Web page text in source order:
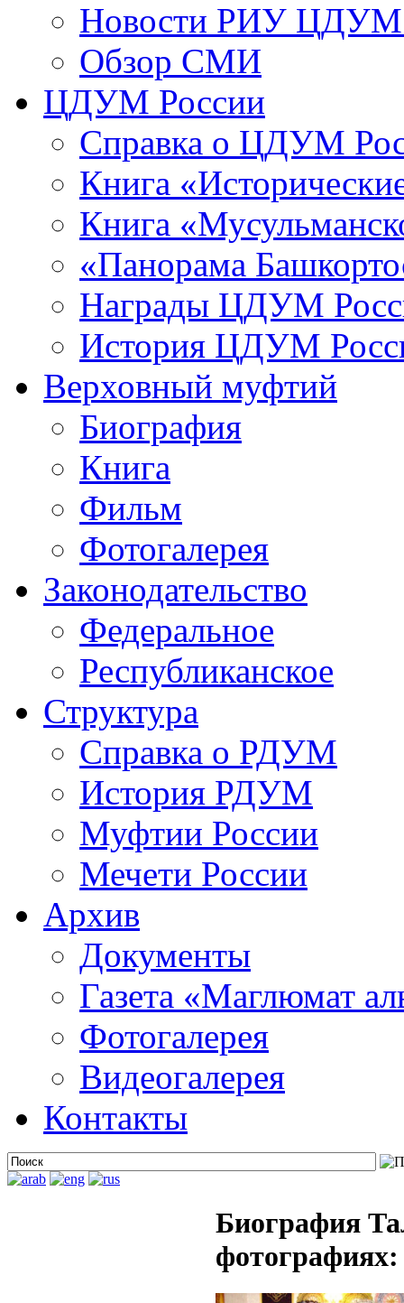
Новости РИУ ЦДУМ
Обзор СМИ
ЦДУМ России
Справка о ЦДУМ
Книга
Книга
«Панорама
Награды ЦДУМ
История ЦДУМ
Верховный муфтий
Биография
Книга
Фильм
Фотогалерея
Законодательство
Федеральное
Республиканское
Структура
Справка о РДУМ
История РДУМ
Муфтии России
Мечети России
Архив
Документы
Газета «Маглюмат
Фотогалерея
Видеогалерея
Контакты
Биография
фотографиях: